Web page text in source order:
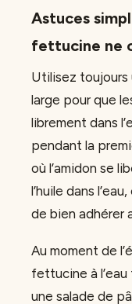
Astuces
fettucine ne
Utilisez toujours
large pour que
librement dans
pendant la
où l’amidon se
l’huile dans
de bien adhérer
Au moment de
fettucine à
une salade de